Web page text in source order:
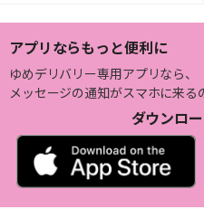
アプリならもっと便利に
ゆめデリバリー専用アプリなら、
メッセージの通知がスマホに来る
ダウンロ